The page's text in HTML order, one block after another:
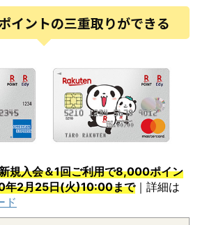
イントの三重取りができる
規入会＆1回ご利用で8,000ポイン
年2月25日(火)10:00まで｜詳細は
ド